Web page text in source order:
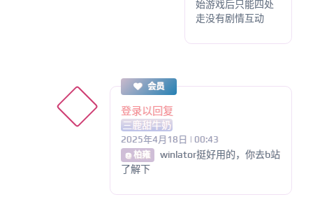
始游戏后只能四处
走没有剧情互动
会员
登录以回复
三鹿甜牛奶
2025年4月18日 | 00:43
@ 柏雍
winlator挺好用的，你去b站
了解下